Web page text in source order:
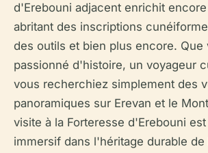
d'Erebouni adjacent enrichit
abritant des inscriptions
des outils et bien plus encore. Que
passionné d'histoire, un voyageur
vous recherchiez simplement des
panoramiques sur Erevan et le
visite à la Forteresse d'Erebouni
immersif dans l'héritage durable de